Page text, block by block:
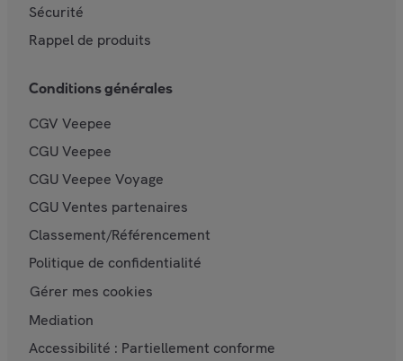
Sécurité
Rappel de produits
Conditions générales
CGV Veepee
CGU Veepee
CGU Veepee Voyage
CGU Ventes partenaires
Classement/Référencement
Politique de confidentialité
Gérer mes cookies
Mediation
Accessibilité : Partiellement conforme